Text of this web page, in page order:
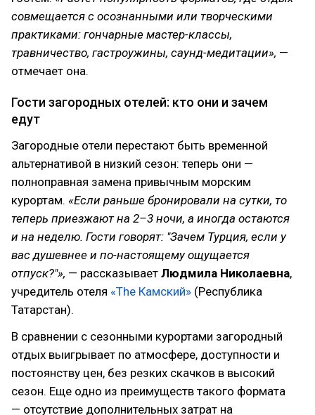
совмещается с осознанными или творческими
практиками: гончарные мастер-классы,
травничество, гастроужины, саунд-медитации», —
отмечает она.
Гости загородных отелей: кто они и зачем
едут
Загородные отели перестают быть временной
альтернативой в низкий сезон: теперь они —
полноправная замена привычным морским
курортам. «Если раньше бронировали на сутки, то
теперь приезжают на 2–3 ночи, а иногда остаются
и на неделю. Гости говорят: "Зачем Турция, если у
вас душевнее и по-настоящему ощущается
отпуск?"», — рассказывает Людмила Николаевна,
учредитель отеля «The Камский» (Республика
Татарстан).
В сравнении с сезонными курортами загородный
отдых выигрывает по атмосфере, доступности и
постоянству цен, без резких скачков в высокий
сезон. Еще одно из преимуществ такого формата
— отсутствие дополнительных затрат на